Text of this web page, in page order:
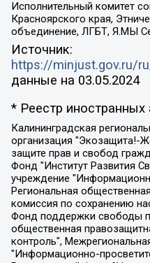
Исполнительный комитет
Красноярского края,
объединение, ЛГБТ, Я.МЫ
Источник:
https://minjust.gov.ru/
данные на 03.05.2024
* Реестр иностранных
Калининградская региональная общественная организация "Экозащита!-Женсовет", Фонд содействия защите прав и свобод граждан "Общественный вердикт", Фонд "Институт Развития Свободы Информации", Частное учреждение "Информационное агентство МЕМО. РУ", Региональная общественная организация "Общественная комиссия по сохранению наследия академика Сахарова", Фонд поддержки свободы прессы, Санкт-Петербургская общественная правозащитная организация "Гражданский контроль", Межрегиональная общественная организация "Информационно-просветительский центр "Мемориал", Региональный Фонд "Центр Защиты Прав Средств Массовой Информации", с 05.12.2023 Фонд "Центр Защиты Прав Средств массовой информации", Региональная общественная благотворительная организация помощи беженцам и мигрантам "Гражданское содействие", Негосударственное образовательное учреждение дополнительного профессионального образования (повышение квалификации) специалистов "АКАДЕМИЯ ПО ПРАВАМ ЧЕЛОВЕКА", Свердловская региональная общественная организация "Сутяжник", Автономная некоммерческая организация "Центр независимых социологических исследований", Союз общественных объединений "Российский исследовательский центр по правам человека", Региональное общественное учреждение научно-информационный центр "МЕМОРИАЛ", Некоммерческая организация "Фонд защиты гласности", Автономная некоммерческая организация "Институт прав человека", Городская общественная организация "Екатеринбургское общество "МЕМОРИАЛ", Городская общественная организация "Рязанское историко-просветительское и правозащитное общество "Мемориал" (Рязанский Мемориал), Челябинский региональный орган общественной самодеятельности – женское общественное объединение "Женщины Евразии", Челябинский региональный орган общественной самодеятельности "Уральская правозащитная группа", Фонд содействия защите здоровья и социальной справедливости имени Андрея Рылькова, Автономная Некоммерческая Организация "Аналитический Центр Юрия Левады", Автономная некоммерческая организация социальной поддержки населения "Проект Апрель", Региональная общественная организация помощи женщинам и детям, находящимся в кризисной ситуации "Информационно-методический центр "Анна", Фонд содействия развитию массовых коммуникаций и правовому просвещению "Так-так-Так", Фонд содействия устойчивому развитию "Серебряная тайга", Свердловский региональный общественный фонд социальных проектов "Новое время", "Idel.Реалии", Кавказ.Реалии, Крым.Реалии, Телеканал Настоящее Время, Татаро-башкирская служба Радио Свобода (Azatliq Radiosi), Радио Свободная Европа/Радио Свобода (PCE/PC), "Сибирь.Реалии", "Фактограф", Благотворительный фонд помощи осужденным и их семьям, Автономная некоммерческая организация "Институт глобализации и социальных движений", Фонд "В защиту прав заключенных", Частное учреждение "Центр поддержки и содействия развитию средств массовой информации", Пензенский региональный общественный благотворительный фонд "Гражданский союз", "Север.Реалии", Некоммерческая организация Фонд "Правовая инициатива", Общество с ограниченной ответственностью "Радио Свободная Европа/Радио Свобода", Чешское информационное агентство "MEDIUM-ORIENT", Красноярская региональная общественная организация "Мы против СПИДа", Камалягин Денис Николаевич, Маркелов Сергей Евгеньевич, Пономарев Лев Александрович, Савицкая Людмила Алексеевна, Автономная некоммерческая организация "Центр по работе с проблемой насилия "НАСИЛИЮ.НЕТ", Межрегиональный профессиональный союз работников здравоохранения "Альянс врачей", Юридическое лицо, зарегистрированное в Латвийской Республике, SIA "Medusa Project" (регистрационный номер 40103797863, дата регистрации 10.06.2014), Некоммерческая организация "Фонд по борьбе с коррупцией", Автономная некоммерческая организация "Институт права и публичной политики", Баданин Роман Сергеевич, Гликин Максим Александрович, Железнова Мария Михайловна, Лукьянова Юлия Сергеевна, Маетная Елизавета Витальевна, Маняхин Петр Борисович, Чуракова Ольга Владимировна, Ярош Юлия Петровна, Юридическое лицо "The Insider SIA", зарегистрированное в Риге, Латвийская Республика (дата регистрации 26.06.2015), являющееся администратором доменного имени интернет-издания "The Insider SIA", https://theins.ru, Постернак Алексей Евгеньевич, Рубин Михаил Аркадьевич, Анин Роман Александрович, Юридическое лицо Istories fonds, зарегистрированное в Латвийской Республике (регистрационный номер 50008295751, дата регистрации 24.02.2020), Великовский Дмитрий Александрович, Долинина Ирина Николаевна, Мароховская Алеся Алексеевна, Шлейнов Роман Юрьевич, Шмагун Олеся Валентиновна, Общество с ограниченной ответственностью "Альтаир 2021", Общество с ограниченной ответственностью "Вега 2021", Общество с ограниченной ответственностью "Главный редактор 2021", Общество с ограниченной ответственностью "Ромашки монолит", Важенков Артем Валерьевич, Ивановская областная общественная организация "Центр гендерных исследований", Гурман Юрий Альбертович, Медиапроект "ОВД-Инфо", Егоров Владимир Владимирович, Жилинский Владимир Александрович, Общество с ограниченной ответственностью "ЗП", Иванова София Юрьевна, Карезина Инна Павловна, Кильтау Екатерина Викторовна, Петров Алексей Викторович, Пискунов Сергей Евгеньевич, Смирнов Сергей Сергеевич, Тихонов Михаил Сергеевич, Общество с ограниченной ответственностью "ЖУРНАЛИСТ-ИНОСТРАННЫЙ АГЕНТ", Арапова Галина Юрьевна, Вольтская Татьяна Анатольевна, Американская компания "Mason G.E.S. Anonymous Foundation" (США), являющаяся владельцем интернет-издания https://mnews.world/, Компания "Stichting Bellingcat", зарегистрированная в Нидерландах (дата регистрации 11.07.2018), Захаров Андрей Вячеславович, Клепиковская Екатерина Дмитриевна, Общество с ограниченной ответственностью "МЕМО", Перл Роман Александрович, Симонов Евгений Алексеевич, Соловьева Елена Анатольевна, Сотников Даниил Владимирович, Сурначева Елизавета Дмитриевна, Автономная некоммерческая организация по защите прав